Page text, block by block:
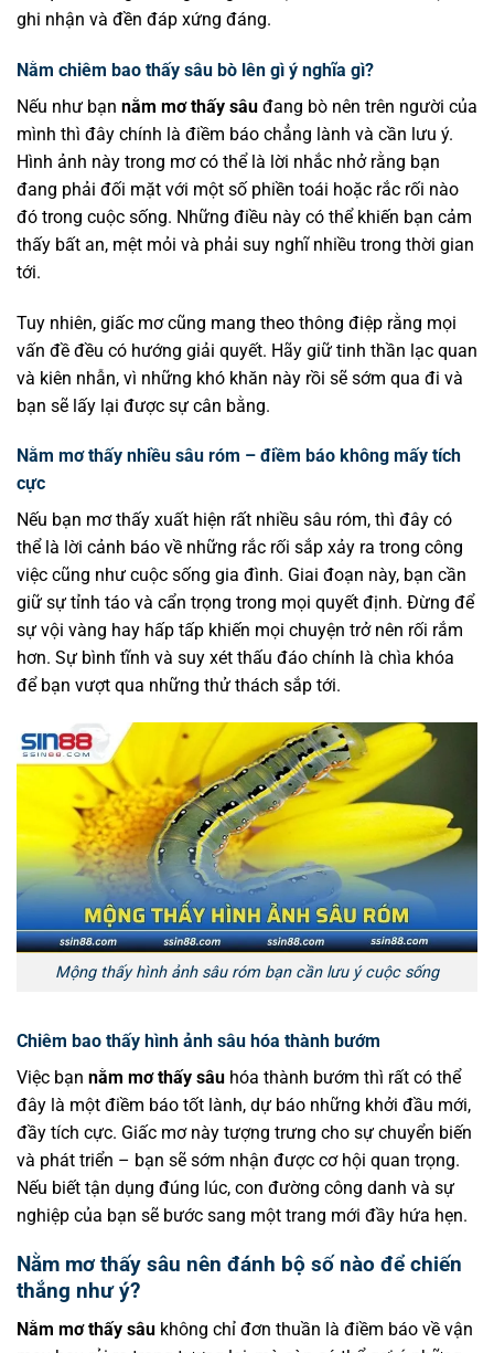
ghi nhận và đền đáp xứng đáng.
Nằm chiêm bao thấy sâu bò lên gì ý nghĩa gì?
Nếu như bạn nằm mơ thấy sâu đang bò nên trên người của
mình thì đây chính là điềm báo chẳng lành và cần lưu ý.
Hình ảnh này trong mơ có thể là lời nhắc nhở rằng bạn
đang phải đối mặt với một số phiền toái hoặc rắc rối nào
đó trong cuộc sống. Những điều này có thể khiến bạn cảm
thấy bất an, mệt mỏi và phải suy nghĩ nhiều trong thời gian
tới.
Tuy nhiên, giấc mơ cũng mang theo thông điệp rằng mọi
vấn đề đều có hướng giải quyết. Hãy giữ tinh thần lạc quan
và kiên nhẫn, vì những khó khăn này rồi sẽ sớm qua đi và
bạn sẽ lấy lại được sự cân bằng.
Nằm mơ thấy nhiều sâu róm – điềm báo không mấy tích
cực
Nếu bạn mơ thấy xuất hiện rất nhiều sâu róm, thì đây có
thể là lời cảnh báo về những rắc rối sắp xảy ra trong công
việc cũng như cuộc sống gia đình. Giai đoạn này, bạn cần
giữ sự tỉnh táo và cẩn trọng trong mọi quyết định. Đừng để
sự vội vàng hay hấp tấp khiến mọi chuyện trở nên rối rắm
hơn. Sự bình tĩnh và suy xét thấu đáo chính là chìa khóa
để bạn vượt qua những thử thách sắp tới.
Mộng thấy hình ảnh sâu róm bạn cần lưu ý cuộc sống
Chiêm bao thấy hình ảnh sâu hóa thành bướm
Việc bạn nằm mơ thấy sâu hóa thành bướm thì rất có thể
đây là một điềm báo tốt lành, dự báo những khởi đầu mới,
đầy tích cực. Giấc mơ này tượng trưng cho sự chuyển biến
và phát triển – bạn sẽ sớm nhận được cơ hội quan trọng.
Nếu biết tận dụng đúng lúc, con đường công danh và sự
nghiệp của bạn sẽ bước sang một trang mới đầy hứa hẹn.
Nằm mơ thấy sâu nên đánh bộ số nào để chiến
thắng như ý?
Nằm mơ thấy sâu không chỉ đơn thuần là điềm báo về vận